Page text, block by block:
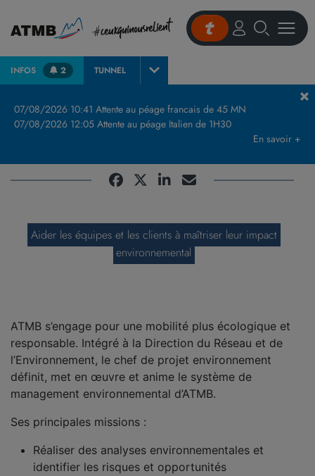
INFOS 2 TUNNEL
07/08/2026 10:41 Attente au péage francais de 45 MN
07/08/2026 12:05 Attente au péage Italien de 1H30
En savoir +
Chef de projet environnemental
Aider les équipes et les clients à maîtriser leur impact
environnemental
ATMB s’engage pour une mobilité plus écologique et
responsable. Intégré à la Direction du Réseau et de
l’Environnement, le chef de projet environnement
définit, met en œuvre et anime le système de
management environnemental d’ATMB.
Ses principales missions :
Réaliser des analyses environnementales et
identifier les risques et opportunités